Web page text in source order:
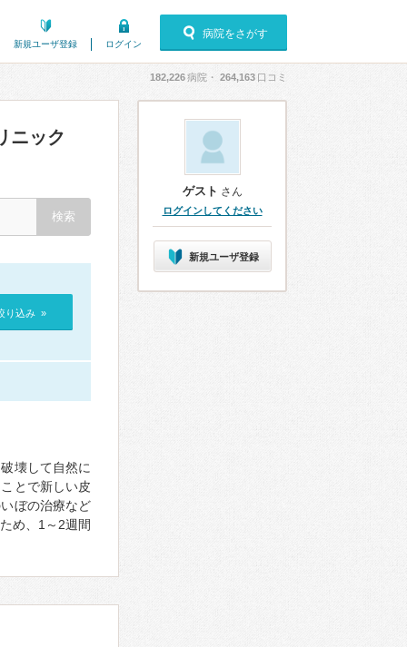
新規ユーザ登録 ログイン
病院をさがす
182,226病院・ 264,163 口コミ
ニック
り込み »
壊して自然に
とで新しい皮
ぼの治療など
め、1～2週間
ゲスト さん
ログインしてください
新規ユーザ登録